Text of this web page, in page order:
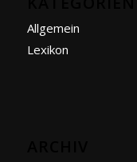
Allgemein
Lexikon